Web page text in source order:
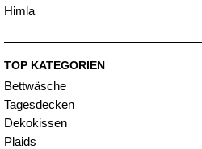
Himla
TOP KATEGORIEN
Bettwäsche
Tagesdecken
Dekokissen
Plaids